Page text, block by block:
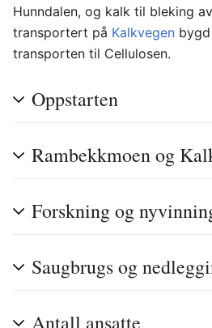
Hunndalen, og kalk til bleking
transportert på Kalkvegen
transporten til Cellulosen.
Oppstarten
Rambekkmoen og
Forskning og
Saugbrugs og
Antall ansatte